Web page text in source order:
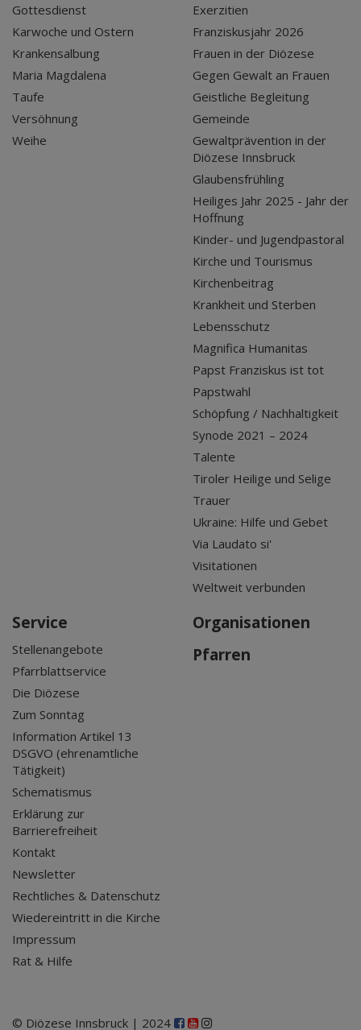
Gottesdienst
Karwoche und Ostern
Krankensalbung
Maria Magdalena
Taufe
Versöhnung
Weihe
Exerzitien
Franziskusjahr 2026
Frauen in der Diözese
Gegen Gewalt an Frauen
Geistliche Begleitung
Gemeinde
Gewaltprävention in der
Diözese Innsbruck
Glaubensfrühling
Heiliges Jahr 2025 - Jahr der
Hoffnung
Kinder- und Jugendpastoral
Kirche und Tourismus
Kirchenbeitrag
Krankheit und Sterben
Lebensschutz
Magnifica Humanitas
Papst Franziskus ist tot
Papstwahl
Schöpfung / Nachhaltigkeit
Synode 2021 – 2024
Talente
Tiroler Heilige und Selige
Trauer
Ukraine: Hilfe und Gebet
Via Laudato si'
Visitationen
Weltweit verbunden
Service
Stellenangebote
Pfarrblattservice
Die Diözese
Zum Sonntag
Information Artikel 13
DSGVO (ehrenamtliche
Tätigkeit)
Schematismus
Erklärung zur
Barrierefreiheit
Kontakt
Newsletter
Rechtliches & Datenschutz
Wiedereintritt in die Kirche
Impressum
Rat & Hilfe
Organisationen
Pfarren
© Diözese Innsbruck | 2024